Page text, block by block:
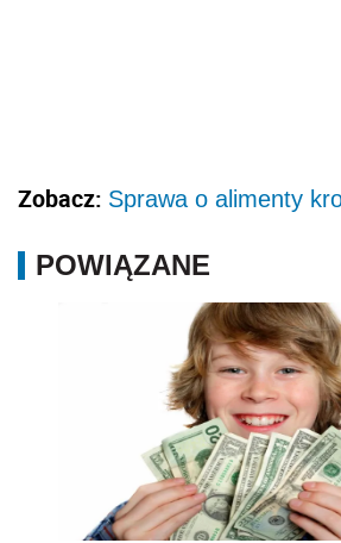
Zobacz: Sprawa o alimenty
POWIĄZANE